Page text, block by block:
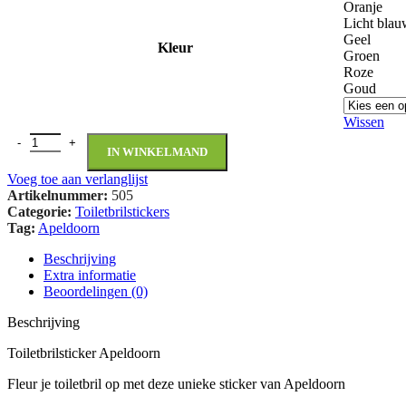
Kleur
Oranje
Licht
Geel
Groen
Roze
Goud
Wissen
IN WINKELMAND
Voeg toe aan verlanglijst
Artikelnummer: 505
Categorie: Toiletbrilstickers
Tag: Apeldoorn
Beschrijving
Extra informatie
Beoordelingen (0)
Beschrijving
Toiletbrilsticker Apeldoorn
Fleur je toiletbril op met deze unieke sticker van Apeldoorn